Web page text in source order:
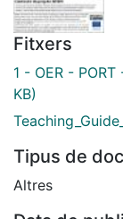
Fitxers
1 - OER -
KB)
Tipus de
Altres